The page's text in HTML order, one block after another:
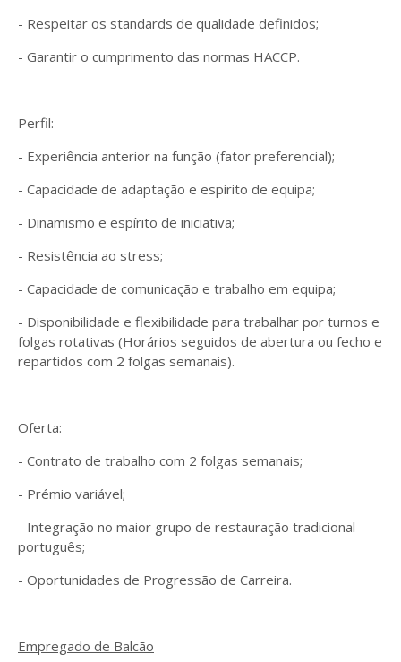
- Respeitar os standards de qualidade definidos;
- Garantir o cumprimento das normas HACCP.
Perfil:
- Experiência anterior na função (fator preferencial);
- Capacidade de adaptação e espírito de equipa;
- Dinamismo e espírito de iniciativa;
- Resistência ao stress;
- Capacidade de comunicação e trabalho em equipa;
- Disponibilidade e flexibilidade para trabalhar por turnos e
folgas rotativas (Horários seguidos de abertura ou fecho e
repartidos com 2 folgas semanais).
Oferta:
- Contrato de trabalho com 2 folgas semanais;
- Prémio variável;
- Integração no maior grupo de restauração tradicional
português;
- Oportunidades de Progressão de Carreira.
Empregado de Balcão